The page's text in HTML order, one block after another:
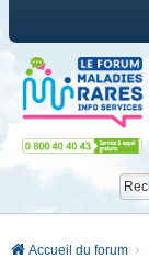
Accueil du forum